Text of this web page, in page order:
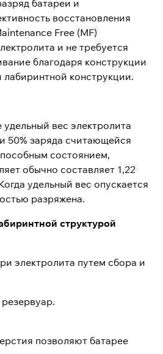
батареи и
восстановления
Free (MF)
и не требуется
благодаря конструкции
конструкции.
вес электролита
50% заряда считающейся
состоянием,
обычно составляет 1,22
удельный вес опускается
разряжена.
структурой
электролита путем сбора и
позволяют батарее